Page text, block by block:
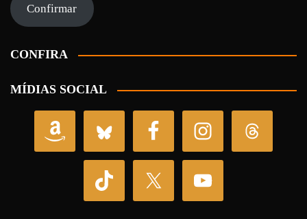
mail Confirmar
CONFIRA
MÍDIAS SOCIAL